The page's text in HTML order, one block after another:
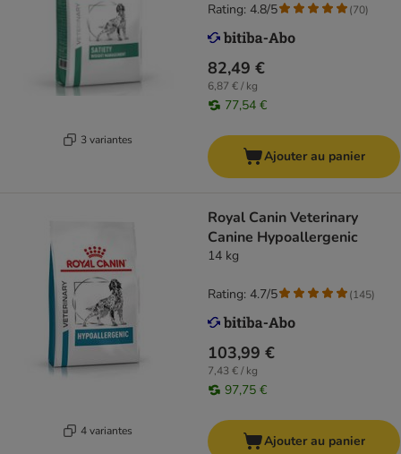
3 variantes
82,49 €
6,87 € / kg
77,54 €
Rating: 4.8/5 (70)
Ajouter au panier
4 variantes
Royal Canin Veterinary
Canine Hypoallergenic
14 kg
103,99 €
7,43 € / kg
97,75 €
Rating: 4.7/5 (145)
Ajouter au panier